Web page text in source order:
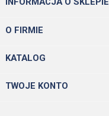
O FIRMIE
KATALOG
TWOJE KONTO